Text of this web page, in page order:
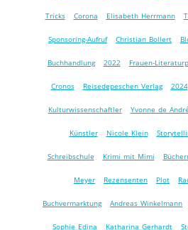
Tricks Corona Elisabeth Herrmann
Sponsoring-Aufruf Christian Bollert
Buchhandlung 2022 Frauen-
Cronos Reisedepeschen Verlag 2024
Kulturwissenschaftler Yvonne de
Künstler Nicole Klein
Schreibschule Krimi mit Mimi
Meyer Rezensenten Plot
Buchvermarktung Andreas Winkelmann
Sophie Edina Katharina Gerhardt